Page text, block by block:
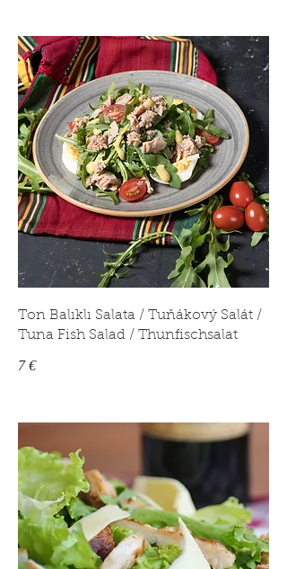
Ton Balıklı Salata / Tuňákový Salát /
Tuna Fish Salad / Thunfischsalat
7 €